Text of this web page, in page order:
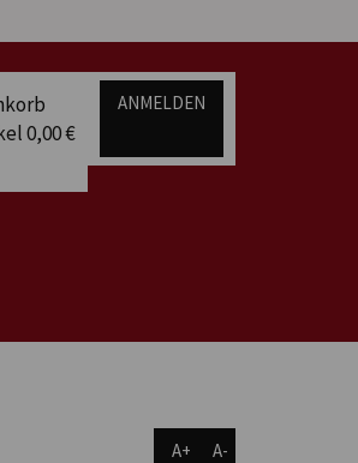
0,00 €
ANMELDEN
A-
A+